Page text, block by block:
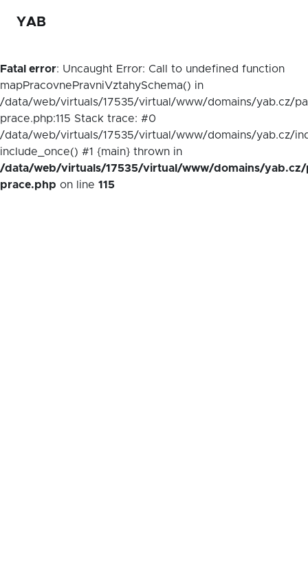
YAB
Fatal error: Uncaught Error: Call to undefined function
mapPracovnePravniVztahySchema() in
/data/web/virtuals/17535/virtual/www/domains/yab.cz/
prace.php:115 Stack trace: #0
/data/web/virtuals/17535/virtual/www/domains/yab.cz/
include_once() #1 {main} thrown in
/data/web/virtuals/17535/virtual/www/domains/yab.cz/
prace.php on line 115